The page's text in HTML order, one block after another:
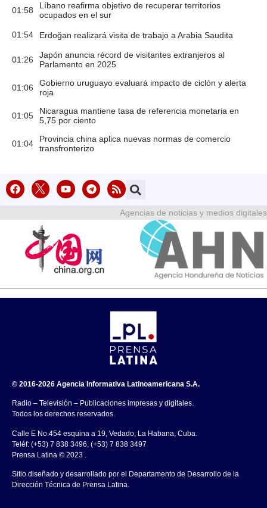
01:58
Líbano reafirma objetivo de recuperar territorios
ocupados en el sur
01:54 Erdoğan realizará visita de trabajo a Arabia Saudita
01:26
Japón anuncia récord de visitantes extranjeros al
Parlamento en 2025
01:06
Gobierno uruguayo evaluará impacto de ciclón y alerta
roja
01:05
Nicaragua mantiene tasa de referencia monetaria en
5,75 por ciento
01:04
Provincia china aplica nuevas normas de comercio
transfronterizo
Agencias de noticias y medios digitales
© 2016-2026 Agencia Informativa Latinoamericana S.A.
Radio – Televisión – Publicaciones impresas y digitales.
Todos los derechos reservados.
Calle E No.454 esquina a 19, Vedado, La Habana, Cuba.
Teléf: (+53) 7 838 3496, (+53) 7 838 3497
Prensa Latina © 2023 .
Sitio diseñado y desarrollado por el Departamento de Desarrollo de la
Dirección Técnica de Prensa Latina.